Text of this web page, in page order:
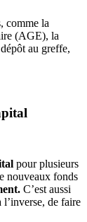
comme la
(AGE), la
au greffe,
pour plusieurs
nouveaux fonds
C’est aussi
de faire